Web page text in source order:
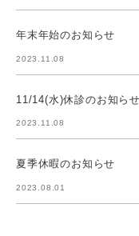
年末年始のお知らせ
2023.11.08
11/14(水)休診のお知らせ
2023.11.08
夏季休暇のお知らせ
2023.08.01